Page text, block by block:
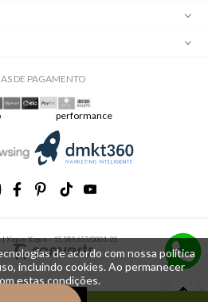
DE PAGAMENTO
performance
Xique Xique - 15.589.653/0001-25
de acordo com nossa política
incluindo cookies. Ao permanecer
estas condições.